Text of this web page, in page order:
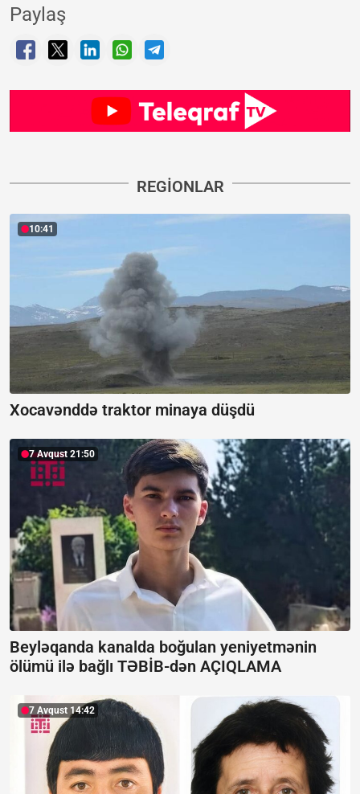
Paylaş
REGİONLAR
10:41
Xocavənddə traktor minaya düşdü
7 Avqust 21:50
Beyləqanda kanalda boğulan yeniyetmənin
ölümü ilə bağlı TƏBİB-dən AÇIQLAMA
7 Avqust 14:42